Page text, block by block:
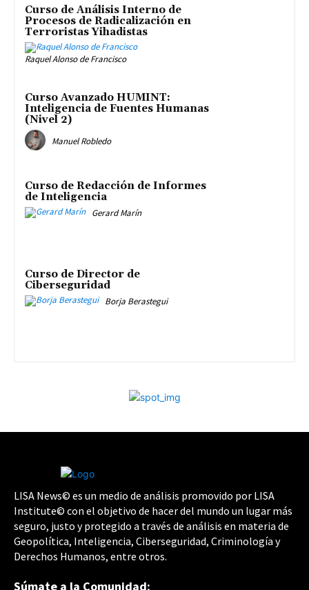
Curso de Análisis Interno de
Procesos de Radicalización en
Terroristas Yihadistas
Raquel Alonso de Francisco
Curso Avanzado HUMINT:
Inteligencia de Fuentes Humanas
(Nivel 2)
Manuel Robledo
Curso de Redacción de Informes
de Inteligencia
Gerard Marín
Curso de Director de
Ciberseguridad
Borja Berastegui
LISA News© es un medio de análisis promovido por LISA
Institute© con el objetivo de hacer del mundo un lugar más
seguro, justo y protegido a través de análisis en materia de
Geopolítica, Inteligencia, Ciberseguridad, Criminología y
Derechos Humanos, entre otros.
Súmate a la Comunidad: